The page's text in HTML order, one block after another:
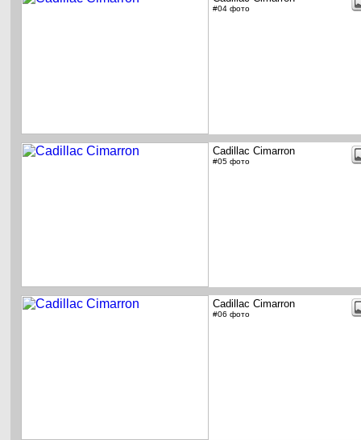
#04 фото
Cadillac Cimarron
#05 фото
Cadillac Cimarron
#06 фото